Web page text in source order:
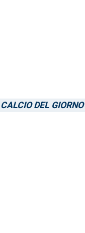
DEL GIORNO